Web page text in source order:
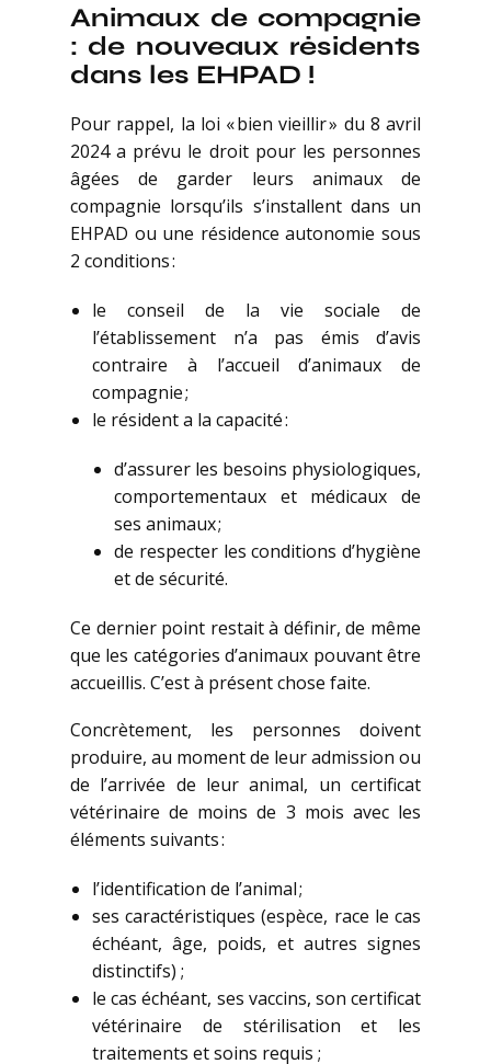
Animaux de compagnie
: de nouveaux résidents
dans les EHPAD !
Pour rappel, la loi « bien vieillir » du 8 avril
2024 a prévu le droit pour les personnes
âgées de garder leurs animaux de
compagnie lorsqu’ils s’installent dans un
EHPAD ou une résidence autonomie sous
2 conditions :
le conseil de la vie sociale de
l’établissement n’a pas émis d’avis
contraire à l’accueil d’animaux de
compagnie ;
le résident a la capacité :
d’assurer les besoins physiologiques,
comportementaux et médicaux de
ses animaux ;
de respecter les conditions d’hygiène
et de sécurité.
Ce dernier point restait à définir, de même
que les catégories d’animaux pouvant être
accueillis. C’est à présent chose faite.
Concrètement, les personnes doivent
produire, au moment de leur admission ou
de l’arrivée de leur animal, un certificat
vétérinaire de moins de 3 mois avec les
éléments suivants :
l’identification de l’animal ;
ses caractéristiques (espèce, race le cas
échéant, âge, poids, et autres signes
distinctifs) ;
le cas échéant, ses vaccins, son certificat
vétérinaire de stérilisation et les
traitements et soins requis ;